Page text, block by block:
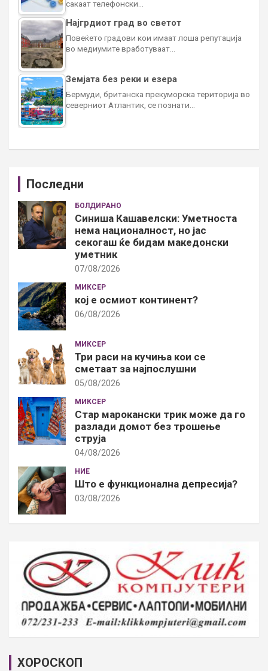
сакаат телефонски…
Најгрдиот град во светот
Повеќето градови кои имаат лоша репутација
во медиумите вработуваат…
Земјата без реки и езера
Бермуди, британска прекуморска територија во
северниот Атлантик, се познати…
Последни
БОЛДИРАНО
Синиша Кашавелски: Уметноста
нема националност, но јас
секогаш ќе бидам македонски
уметник
07/08/2026
МИКСЕР
кој е осмиот континент?
06/08/2026
МИКСЕР
Три раси на кучиња кои се
сметаат за најпослушни
05/08/2026
МИКСЕР
Стар марокански трик може да го
разлади домот без трошење
струја
04/08/2026
НИЕ
Што е функционална депресија?
03/08/2026
ХОРОСКОП